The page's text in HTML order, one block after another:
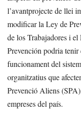
l’avantprojecte de llei
modificar la Ley de
de los Trabajadores i
Prevención podria tenir
funcionament del
organitzatius que
Prevenció Aliens
empreses del país.